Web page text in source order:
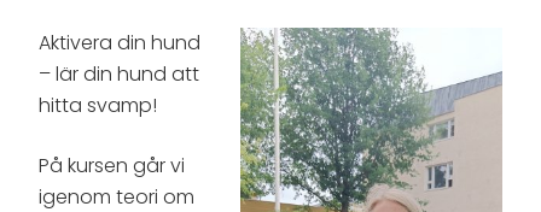
Aktivera din hund
– lär din hund att
hitta svamp!
På kursen går vi
igenom teori om